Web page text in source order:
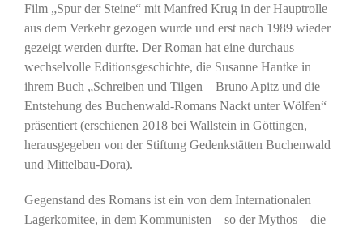
Film „Spur der Steine“ mit Manfred Krug in der Hauptrolle
aus dem Verkehr gezogen wurde und erst nach 1989 wieder
gezeigt werden durfte. Der Roman hat eine durchaus
wechselvolle Editionsgeschichte, die Susanne Hantke in
ihrem Buch „Schreiben und Tilgen – Bruno Apitz und die
Entstehung des Buchenwald-Romans Nackt unter Wölfen“
präsentiert (erschienen 2018 bei Wallstein in Göttingen,
herausgegeben von der Stiftung Gedenkstätten Buchenwald
und Mittelbau-Dora).
Gegenstand des Romans ist ein von dem Internationalen
Lagerkomitee, in dem Kommunisten – so der Mythos – die